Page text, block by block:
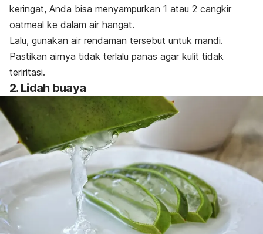
keringat, Anda bisa menyampurkan 1 atau 2 cangkir
oatmeal ke dalam air hangat.
Lalu, gunakan air rendaman tersebut untuk mandi.
Pastikan airnya tidak terlalu panas agar kulit tidak
teriritasi.
2. Lidah buaya